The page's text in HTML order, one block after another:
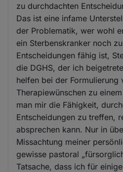
zu durchdachten
Das ist eine infame
der Problematik, wer wohl
ein Sterbenskranker noch
Entscheidungen fähig ist,
die DGHS, der ich
helfen bei der Formulierung
Therapiewünschen zu
man mir die Fähigkeit,
Entscheidungen zu treffen,
absprechen kann. Nur in
Missachtung meiner
gewisse pastoral
Tatsache, dass ich für